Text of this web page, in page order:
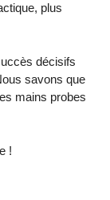
plus
décisifs
savons que
mains probes
!